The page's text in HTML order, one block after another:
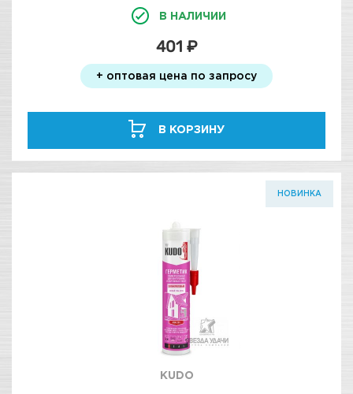
В НАЛИЧИИ
401 ₽
+ оптовая цена по запросу
В КОРЗИНУ
НОВИНКА
KUDO